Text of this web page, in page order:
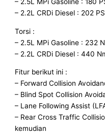
– 2.2L CRDi Diesel : 202
Torsi :
– 2.5L MPi Gasoline : 232
– 2.2L CRDi Diesel : 440
Fitur berikut ini :
– Forward Collision
– Blind Spot Collision
– Lane Following Assist
– Rear Cross Traffic
kemudian